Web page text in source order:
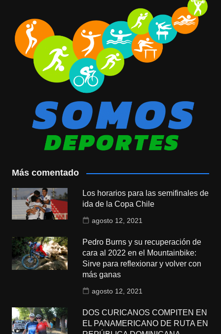
Más comentado
Los horarios para las semifinales de
ida de la Copa Chile
agosto 12, 2021
Pedro Burns y su recuperación de
cara al 2022 en el Mountainbike:
Sirve para reflexionar y volver con
más ganas
agosto 12, 2021
DOS CURICANOS COMPITEN EN
EL PANAMERICANO DE RUTA EN